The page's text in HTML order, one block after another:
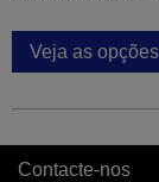
Veja as
Contacte-nos